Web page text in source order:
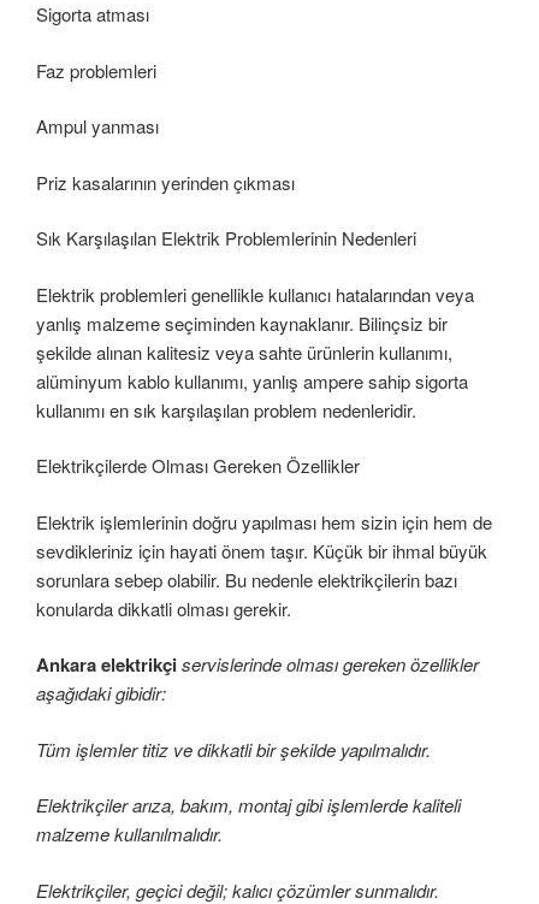
Sigorta atması
Faz problemleri
Ampul yanması
Priz kasalarının yerinden çıkması
Sık Karşılaşılan Elektrik Problemlerinin Nedenleri
Elektrik problemleri genellikle kullanıcı hatalarından veya
yanlış malzeme seçiminden kaynaklanır. Bilinçsiz bir
şekilde alınan kalitesiz veya sahte ürünlerin kullanımı,
alüminyum kablo kullanımı, yanlış ampere sahip sigorta
kullanımı en sık karşılaşılan problem nedenleridir.
Elektrikçilerde Olması Gereken Özellikler
Elektrik işlemlerinin doğru yapılması hem sizin için hem de
sevdikleriniz için hayati önem taşır. Küçük bir ihmal büyük
sorunlara sebep olabilir. Bu nedenle elektrikçilerin bazı
konularda dikkatli olması gerekir.
Ankara elektrikçiservislerinde olması gereken özellikler
aşağıdaki gibidir:
Tüm işlemler titiz ve dikkatli bir şekilde yapılmalıdır.
Elektrikçiler arıza, bakım, montaj gibi işlemlerde kaliteli
malzeme kullanılmalıdır.
Elektrikçiler, geçici değil; kalıcı çözümler sunmalıdır.